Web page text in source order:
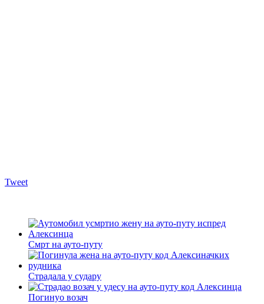
Tweet
Смрт на ауто-путу
Страдала у судару
Погинуо возач